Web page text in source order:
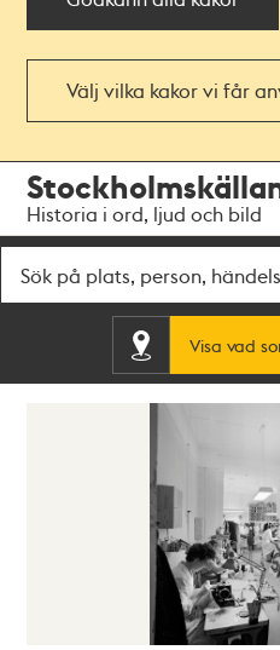
Välj vilka kakor vi får
navigationen
huvudinnehållet
Historia i ord, ljud och bild
Visa vad